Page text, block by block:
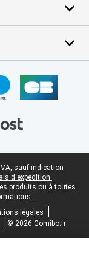
sauf indication
d'expédition.
produits ou à toutes
légales
© 2026 Gomibo.fr